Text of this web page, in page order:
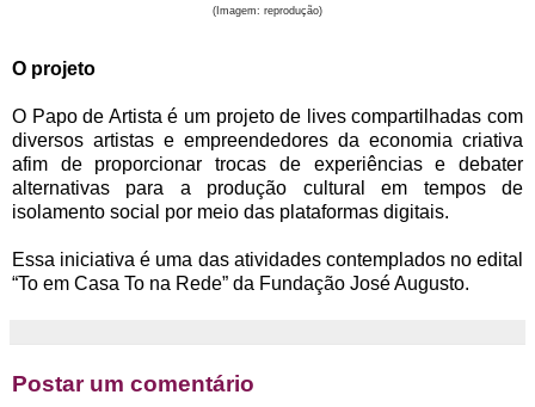
(Imagem: reprodução)
O projeto
O Papo de Artista é um projeto de lives compartilhadas com
diversos artistas e empreendedores da economia criativa
afim de proporcionar trocas de experiências e debater
alternativas para a produção cultural em tempos de
isolamento social por meio das plataformas digitais.
Essa iniciativa é uma das atividades contemplados no edital
“To em Casa To na Rede” da Fundação José Augusto.
Postar um comentário